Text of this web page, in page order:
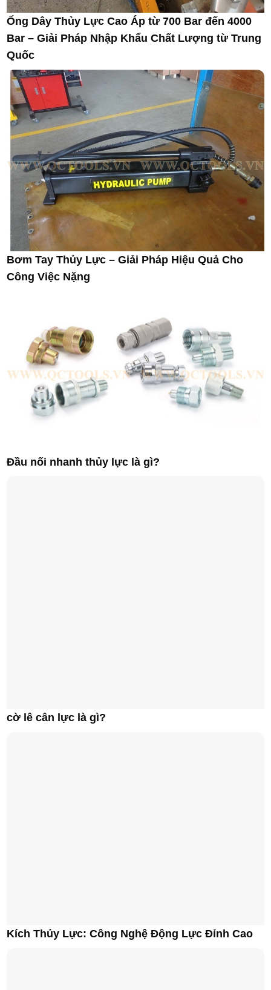
Ống Dây Thủy Lực Cao Áp từ 700 Bar đến 4000
Bar – Giải Pháp Nhập Khẩu Chất Lượng từ Trung
Quốc
Bơm Tay Thủy Lực – Giải Pháp Hiệu Quả Cho
Công Việc Nặng
Đầu nối nhanh thủy lực là gì?
cờ lê cân lực là gì?
Kích Thủy Lực: Công Nghệ Động Lực Đỉnh Cao